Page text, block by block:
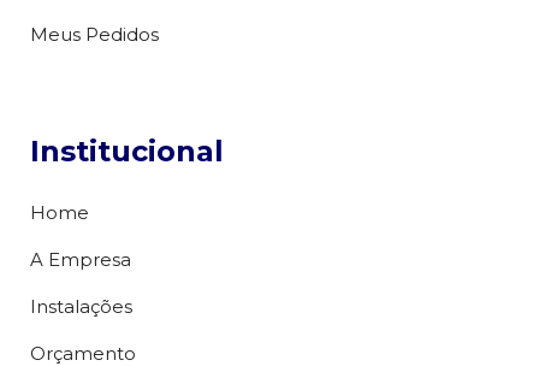
Meus Pedidos
Institucional
Home
A Empresa
Instalações
Orçamento